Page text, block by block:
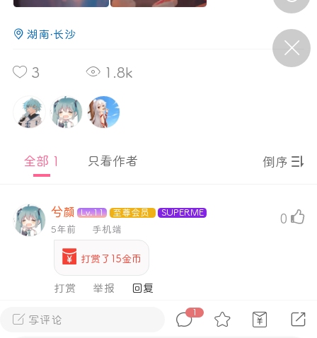
P站美图推荐——紫发特辑
隐藏
P站美图推荐——透视装特辑（二）
写评论
1
湖南·长沙
3 1.8k
全部 1 只看作者 倒序
兮颜 Lv.11 至尊会员
SUPERME
5年前
手机端
打赏了15金币
0
打赏 举报